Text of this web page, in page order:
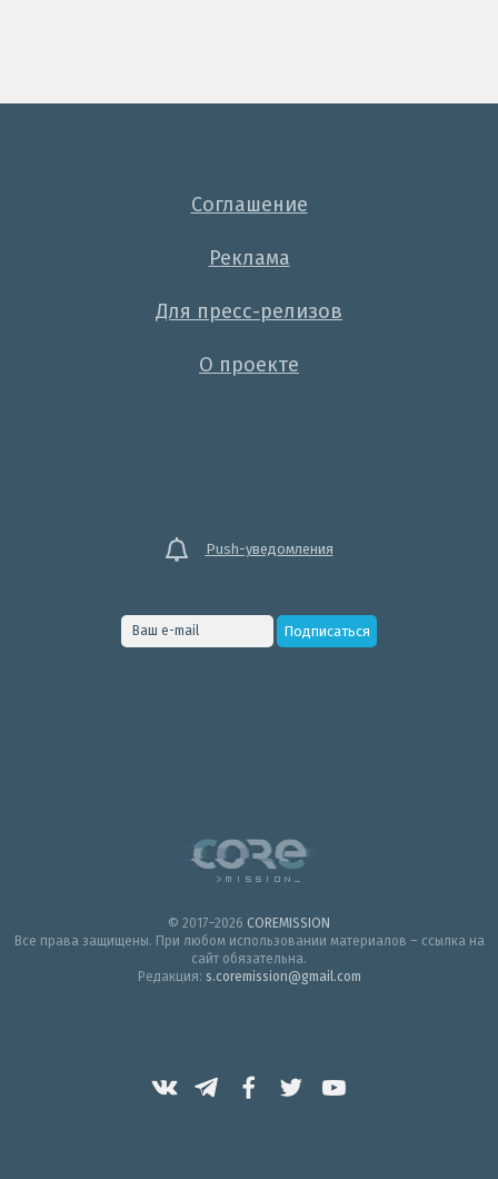
Соглашение
Реклама
Для пресс-релизов
О проекте
Push-уведомления
© 2017–2026 COREMISSION
Все права защищены. При любом использовании материалов – ссылка на
сайт обязательна.
Редакция: s.coremission@gmail.com